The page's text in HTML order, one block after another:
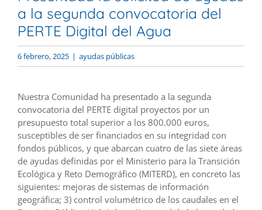
a la segunda convocatoria del
PERTE Digital del Agua
6 febrero, 2025 | ayudas públicas
Nuestra Comunidad ha presentado a la segunda
convocatoria del PERTE digital proyectos por un
presupuesto total superior a los 800.000 euros,
susceptibles de ser financiados en su integridad con
fondos públicos, y que abarcan cuatro de las siete áreas
de ayudas definidas por el Ministerio para la Transición
Ecológica y Reto Demográfico (MITERD), en concreto las
siguientes: mejoras de sistemas de información
geográfica; 3) control volumétrico de los caudales en el